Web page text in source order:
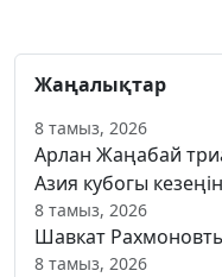
Жаңалықтар
8 тамыз, 2026
Арлан Жаңабай
Азия кубогы
8 тамыз, 2026
Шавкат
8 тамыз, 2026